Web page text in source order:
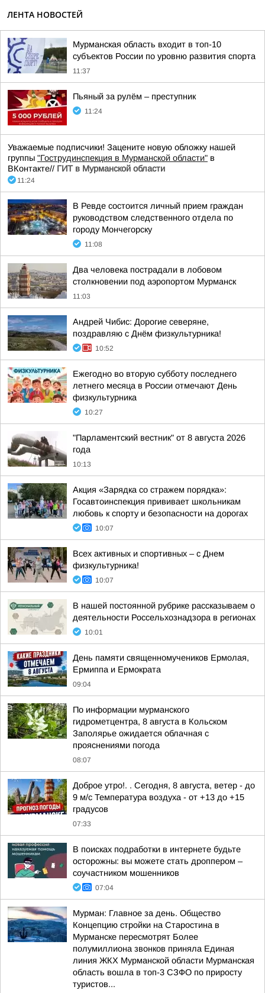
ЛЕНТА НОВОСТЕЙ
Мурманская область входит в топ-10
субъектов России по уровню развития спорта
11:37
Пьяный за рулём – преступник
11:24
Уважаемые подписчики! Зацените новую обложку нашей
группы "Гострудинспекция в Мурманской области" в
ВКонтакте// ГИТ в Мурманской области
11:24
В Ревде состоится личный прием граждан
руководством следственного отдела по
городу Мончегорску
11:08
Два человека пострадали в лобовом
столкновении под аэропортом Мурманск
11:03
Андрей Чибис: Дорогие северяне,
поздравляю с Днём физкультурника!
10:52
Ежегодно во вторую субботу последнего
летнего месяца в России отмечают День
физкультурника
10:27
"Парламентский вестник" от 8 августа 2026
года
10:13
Акция «Зарядка со стражем порядка»:
Госавтоинспекция прививает школьникам
любовь к спорту и безопасности на дорогах
10:07
Всех активных и спортивных – с Днем
физкультурника!
10:07
В нашей постоянной рубрике рассказываем о
деятельности Россельхознадзора в регионах
10:01
День памяти священномучеников Ермолая,
Ермиппа и Ермократа
09:04
По информации мурманского
гидрометцентра, 8 августа в Кольском
Заполярье ожидается облачная с
прояснениями погода
08:07
Доброе утро!. . Сегодня, 8 августа, ветер - до
9 м/с Температура воздуха - от +13 до +15
градусов
07:33
В поисках подработки в интернете будьте
осторожны: вы можете стать дроппером –
соучастником мошенников
07:04
Мурман: Главное за день. Общество
Концепцию стройки на Старостина в
Мурманске пересмотрят Более
полумиллиона звонков приняла Единая
линия ЖКХ Мурманской области Мурманская
область вошла в топ-3 СЗФО по приросту
туристов...